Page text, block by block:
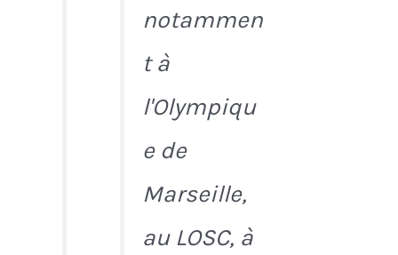
notammen
t à
l'Olympiqu
e de
Marseille,
au LOSC, à